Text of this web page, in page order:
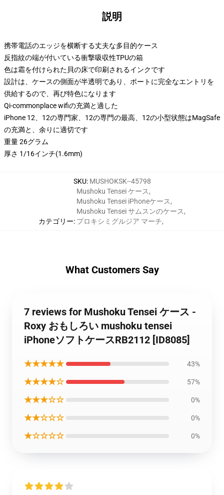
説明
携帯電話のエッジを横断する丈夫な多目的ケース
反指紋の端が付いている衝撃吸収性TPUの箱
色は霜を付けられた貝の床で印刷されるインクです
設計は、ケースの側面が半透明であり、ポートに完全なエントリを
供給するので、再び特色になります
Qi-commonplace wifiの充満と適した
iPhone 12、12の専門家、12の専門の最高、12の小型状態はMagSafe
の充満と、余りに適切です
重量 26グラム
厚さ 1/16インチ(1.6mm)
SKU: MUSHOKSK--45798
カテゴリー:
Mushoku Tensei ケース,
Mushoku Tensei iPhoneケース,
Mushoku Tensei サムスンのケース,
プロキシミグルジア マーチ,
What Customers Say
7 reviews for Mushoku Tensei ケース -
Roxy おもしろい mushoku tensei
iPhoneソフトケースRB2112 [ID8085]
★★★★★ 43%
★★★★☆ 57%
★★★☆☆ 0%
★★☆☆☆ 0%
★☆☆☆☆ 0%